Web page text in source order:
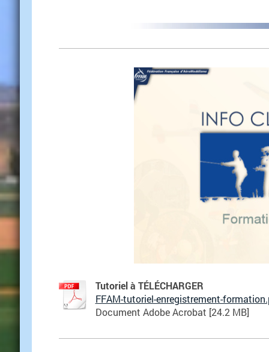
Tutoriel à TÉLÉCHARGER
FFAM-tutoriel-enregistrement-
Document Adobe Acrobat [24.2 MB]